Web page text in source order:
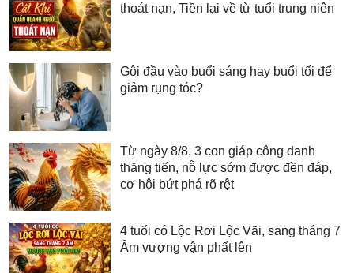
thoát nạn, Tiền lại về từ tuổi trung niên
Gội đầu vào buổi sáng hay buổi tối để
giảm rụng tóc?
Từ ngày 8/8, 3 con giáp công danh
thăng tiến, nỗ lực sớm được đền đáp,
cơ hội bứt phá rõ rệt
4 tuổi có Lộc Rơi Lộc Vãi, sang tháng 7
Âm vượng vận phất lên